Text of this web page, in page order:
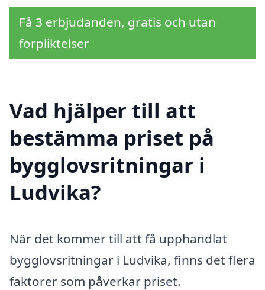
Få 3 erbjudanden, gratis och utan
förpliktelser
Vad hjälper till att
bestämma priset på
bygglovsritningar i
Ludvika?
När det kommer till att få upphandlat
bygglovsritningar i Ludvika, finns det flera
faktorer som påverkar priset.